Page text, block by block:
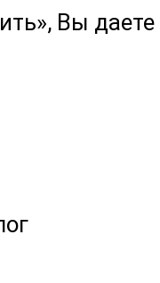
Вы даете